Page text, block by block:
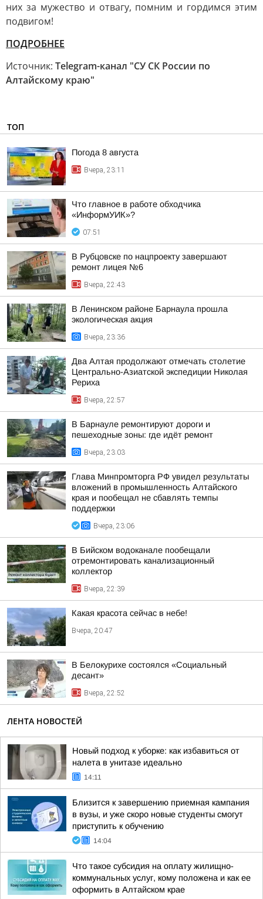
них за мужество и отвагу, помним и гордимся этим
подвигом!
ПОДРОБНЕЕ
Источник: Telegram-канал "СУ СК России по
Алтайскому краю"
ТОП
Погода 8 августа
Вчера, 23:11
Что главное в работе обходчика
«ИнформУИК»?
07:51
В Рубцовске по нацпроекту завершают
ремонт лицея №6
Вчера, 22:43
В Ленинском районе Барнаула прошла
экологическая акция
Вчера, 23:36
Два Алтая продолжают отмечать столетие
Центрально-Азиатской экспедиции Николая
Рериха
Вчера, 22:57
В Барнауле ремонтируют дороги и
пешеходные зоны: где идёт ремонт
Вчера, 23:03
Глава Минпромторга РФ увидел результаты
вложений в промышленность Алтайского
края и пообещал не сбавлять темпы
поддержки
Вчера, 23:06
В Бийском водоканале пообещали
отремонтировать канализационный
коллектор
Вчера, 22:39
Какая красота сейчас в небе!
Вчера, 20:47
В Белокурихе состоялся «Социальный
десант»
Вчера, 22:52
ЛЕНТА НОВОСТЕЙ
Новый подход к уборке: как избавиться от
налета в унитазе идеально
14:11
Близится к завершению приемная кампания
в вузы, и уже скоро новые студенты смогут
приступить к обучению
14:04
Что такое субсидия на оплату жилищно-
коммунальных услуг, кому положена и как ее
оформить в Алтайском крае